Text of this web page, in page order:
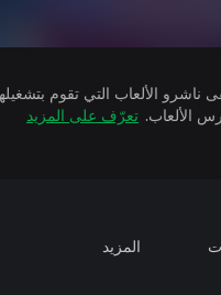
الألعاب. تعرّف على المزيد
المزيد